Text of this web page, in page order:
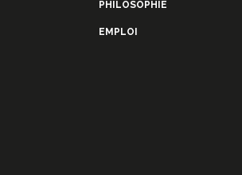
PHILOSOPHIE
EMPLOI